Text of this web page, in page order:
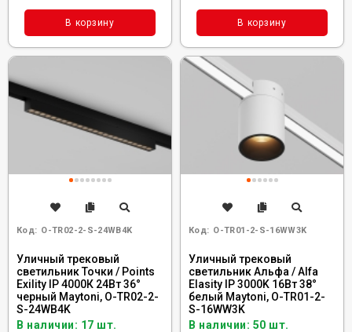
В корзину В корзину
Код: O-TR02-2-S-24WB4K
Уличный трековый
светильник Точки / Points
Exility IP 4000К 24Вт 36°
черный Maytoni, O-TR02-2-
S-24WB4K
В наличии: 17 шт.
Код: O-TR01-2-S-16WW3K
Уличный трековый
светильник Альфа / Alfa
Elasity IP 3000K 16Вт 38°
белый Maytoni, O-TR01-2-
S-16WW3K
В наличии: 50 шт.